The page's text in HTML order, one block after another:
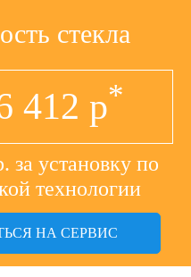
стекла
412 р*
за установку по
технологии
НА СЕРВИС